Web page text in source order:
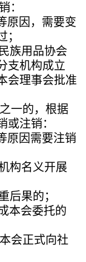
：
因，需要变
族用品协会
支机构成立
会理事会批准
一的，根据
注销：
因需要注销
构名义开展
果的；
本会委托的
会正式向社